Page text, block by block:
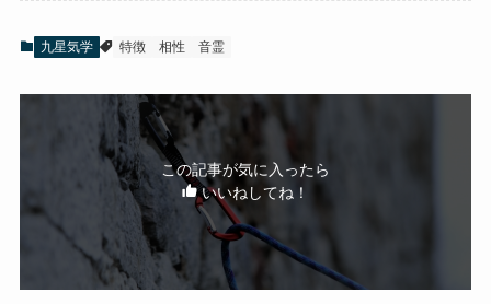
九星気学 特徴 相性 音霊
この記事が気に入ったら
いいねしてね！